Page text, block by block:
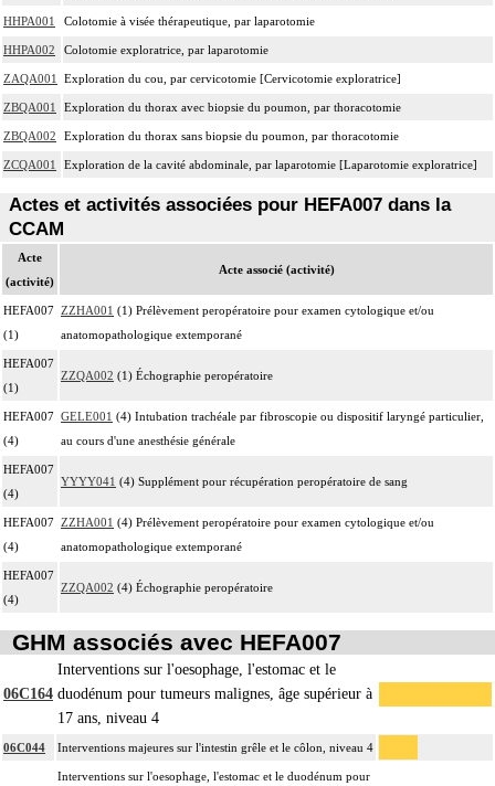
HHPA001 Colotomie à visée thérapeutique, par laparotomie
HHPA002 Colotomie exploratrice, par laparotomie
ZAQA001 Exploration du cou, par cervicotomie [Cervicotomie exploratrice]
ZBQA001 Exploration du thorax avec biopsie du poumon, par thoracotomie
ZBQA002 Exploration du thorax sans biopsie du poumon, par thoracotomie
ZCQA001 Exploration de la cavité abdominale, par laparotomie [Laparotomie exploratrice]
Actes et activités associées pour HEFA007 dans la
CCAM
Acte
(activité)
Acte associé (activité)
HEFA007
(1)
ZZHA001 (1) Prélèvement peropératoire pour examen cytologique et/ou
anatomopathologique extemporané
HEFA007
(1)
ZZQA002 (1) Échographie peropératoire
HEFA007
(4)
GELE001 (4) Intubation trachéale par fibroscopie ou dispositif laryngé particulier,
au cours d'une anesthésie générale
HEFA007
(4)
YYYY041 (4) Supplément pour récupération peropératoire de sang
HEFA007
(4)
ZZHA001 (4) Prélèvement peropératoire pour examen cytologique et/ou
anatomopathologique extemporané
HEFA007
(4)
ZZQA002 (4) Échographie peropératoire
GHM associés avec HEFA007
06C164
Interventions sur l'oesophage, l'estomac et le
duodénum pour tumeurs malignes, âge supérieur à
17 ans, niveau 4
06C044 Interventions majeures sur l'intestin grêle et le côlon, niveau 4
Interventions sur l'oesophage, l'estomac et le duodénum pour